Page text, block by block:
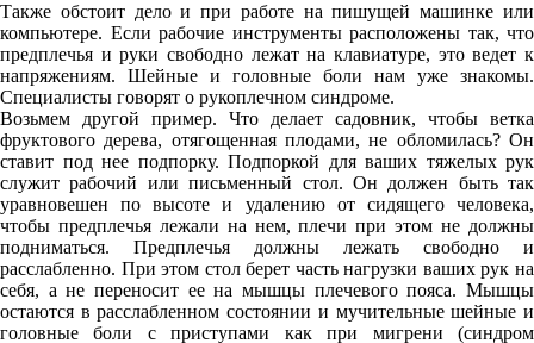
Также обстоит дело и при работе на пишущей машинке или
компьютере. Если рабочие инструменты расположены так, что
предплечья и руки свободно лежат на клавиатуре, это ведет к
напряжениям. Шейные и головные боли нам уже знакомы.
Специалисты говорят о рукоплечном синдроме.
Возьмем другой пример. Что делает садовник, чтобы ветка
фруктового дерева, отягощенная плодами, не обломилась? Он
ставит под нее подпорку. Подпоркой для ваших тяжелых рук
служит рабочий или письменный стол. Он должен быть так
уравновешен по высоте и удалению от сидящего человека,
чтобы предплечья лежали на нем, плечи при этом не должны
подниматься. Предплечья должны лежать свободно и
расслабленно. При этом стол берет часть нагрузки ваших рук на
себя, а не переносит ее на мышцы плечевого пояса. Мышцы
остаются в расслабленном состоянии и мучительные шейные и
головные боли с приступами как при мигрени (синдром